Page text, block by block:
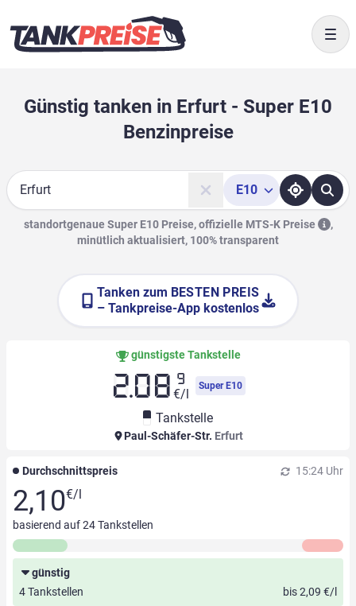
Günstig tanken in Erfurt - Super E10
Benzinpreise
Suche
E10
standortgenaue Super E10 Preise, offizielle MTS-K Preise
,
minütlich aktualisiert, 100% transparent
Tanken zum BESTEN PREIS
– Tankpreise-App kostenlos
günstigste Tankstelle
2.08 9
€/l
Super E10
Tankstelle
Paul-Schäfer-Str. Erfurt
Durchschnittspreis 15:24 Uhr
2,10€/l
basierend auf24Tankstellen
günstig
4 Tankstellen
bis 2,09 €/l